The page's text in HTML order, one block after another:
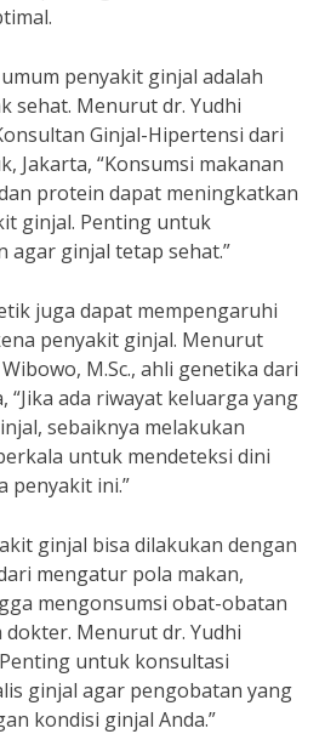
penyakit ginjal adalah
sehat. Menurut dr. Yudhi
Ginjal-Hipertensi dari
Jakarta, “Konsumsi makanan
protein dapat meningkatkan
ginjal. Penting untuk
agar ginjal tetap sehat.”
juga dapat mempengaruhi
penyakit ginjal. Menurut
M.Sc., ahli genetika dari
“Jika ada riwayat keluarga yang
sebaiknya melakukan
untuk mendeteksi dini
penyakit ini.”
ginjal bisa dilakukan dengan
mengatur pola makan,
mengonsumsi obat-obatan
Menurut dr. Yudhi
untuk konsultasi
ginjal agar pengobatan yang
kondisi ginjal Anda.”